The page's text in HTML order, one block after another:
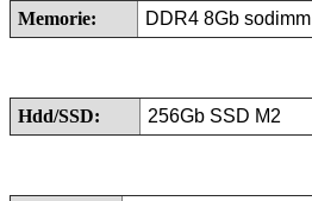
Memorie: DDR4 8Gb sodimm
Hdd/SSD: 256Gb SSD M2